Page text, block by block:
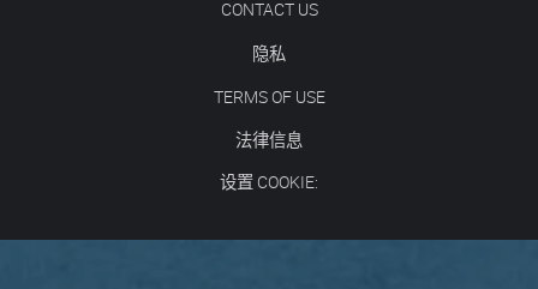
CONTACT US
隐私
TERMS OF USE
法律信息
设置 COOKIE: